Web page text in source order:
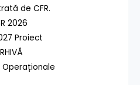
de CFR.
2026
Proiect
Operaționale